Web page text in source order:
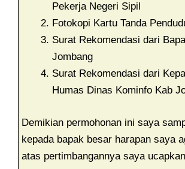
Pekerja Negeri Sipil
Fotokopi Kartu Tanda
Surat Rekomendasi dari
Jombang
Surat Rekomendasi dari
Humas Dinas Kominfo Kab
Demikian permohonan ini saya
kepada bapak besar harapan saya
atas pertimbangannya saya